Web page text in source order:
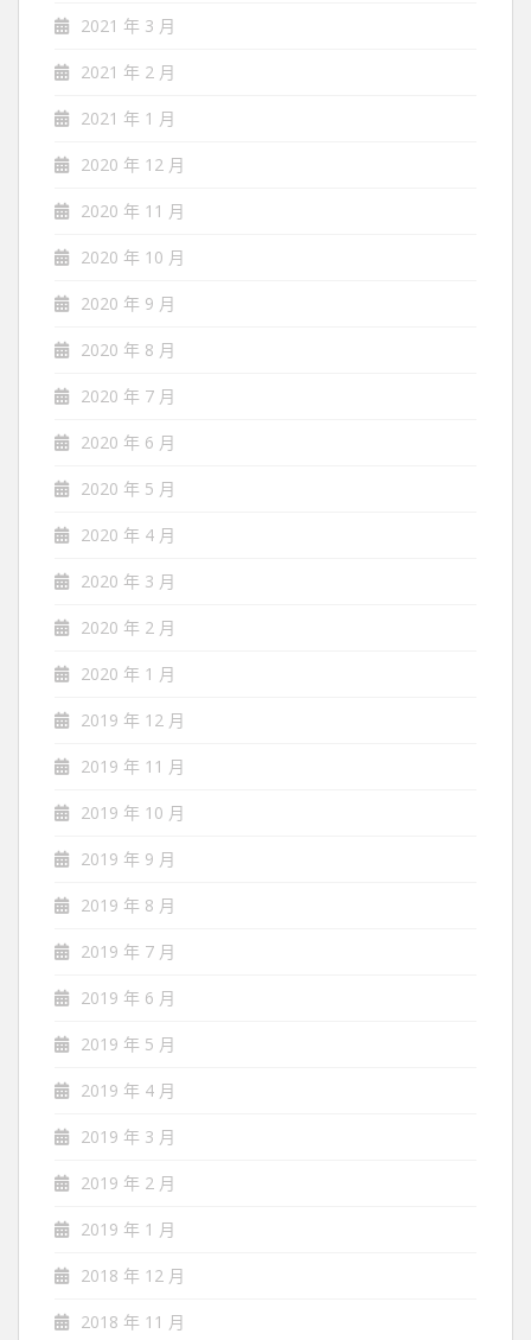
2021 年 3 月
2021 年 2 月
2021 年 1 月
2020 年 12 月
2020 年 11 月
2020 年 10 月
2020 年 9 月
2020 年 8 月
2020 年 7 月
2020 年 6 月
2020 年 5 月
2020 年 4 月
2020 年 3 月
2020 年 2 月
2020 年 1 月
2019 年 12 月
2019 年 11 月
2019 年 10 月
2019 年 9 月
2019 年 8 月
2019 年 7 月
2019 年 6 月
2019 年 5 月
2019 年 4 月
2019 年 3 月
2019 年 2 月
2019 年 1 月
2018 年 12 月
2018 年 11 月